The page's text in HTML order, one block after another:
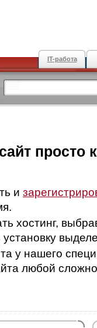
IT-работа
просто
и
хостинг,
у нашего
любой